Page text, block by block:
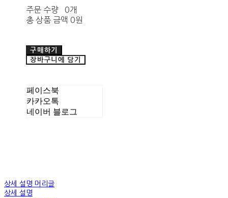
주문 수량
0개
총 상품 금액 0원
구매하기
장바구니에 담기
페이스북
카카오톡
네이버 블로그
상세 설명 머리글
상세 설명